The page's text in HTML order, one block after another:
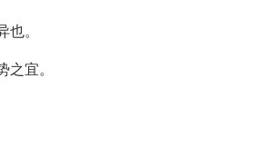
。
宜。